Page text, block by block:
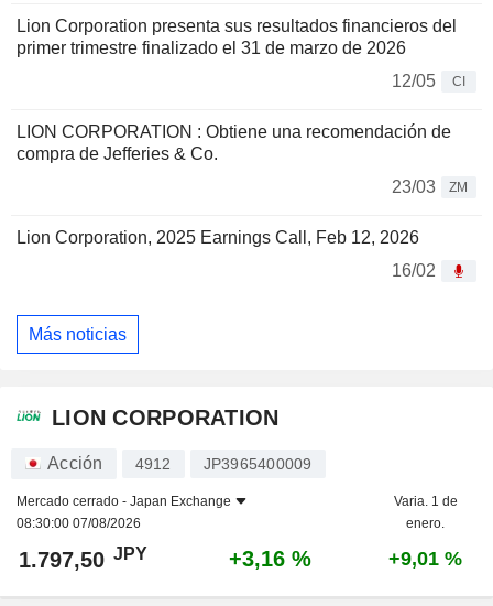
Lion Corporation presenta sus resultados financieros del
primer trimestre finalizado el 31 de marzo de 2026
12/05
CI
LION CORPORATION : Obtiene una recomendación de
compra de Jefferies & Co.
23/03
ZM
Lion Corporation, 2025 Earnings Call, Feb 12, 2026
16/02
Más noticias
LION CORPORATION
Acción 4912 JP3965400009
Mercado cerrado - Japan Exchange
08:30:00 07/08/2026
Varia. 1 de
enero.
1.797,50 JPY +3,16 % +9,01 %